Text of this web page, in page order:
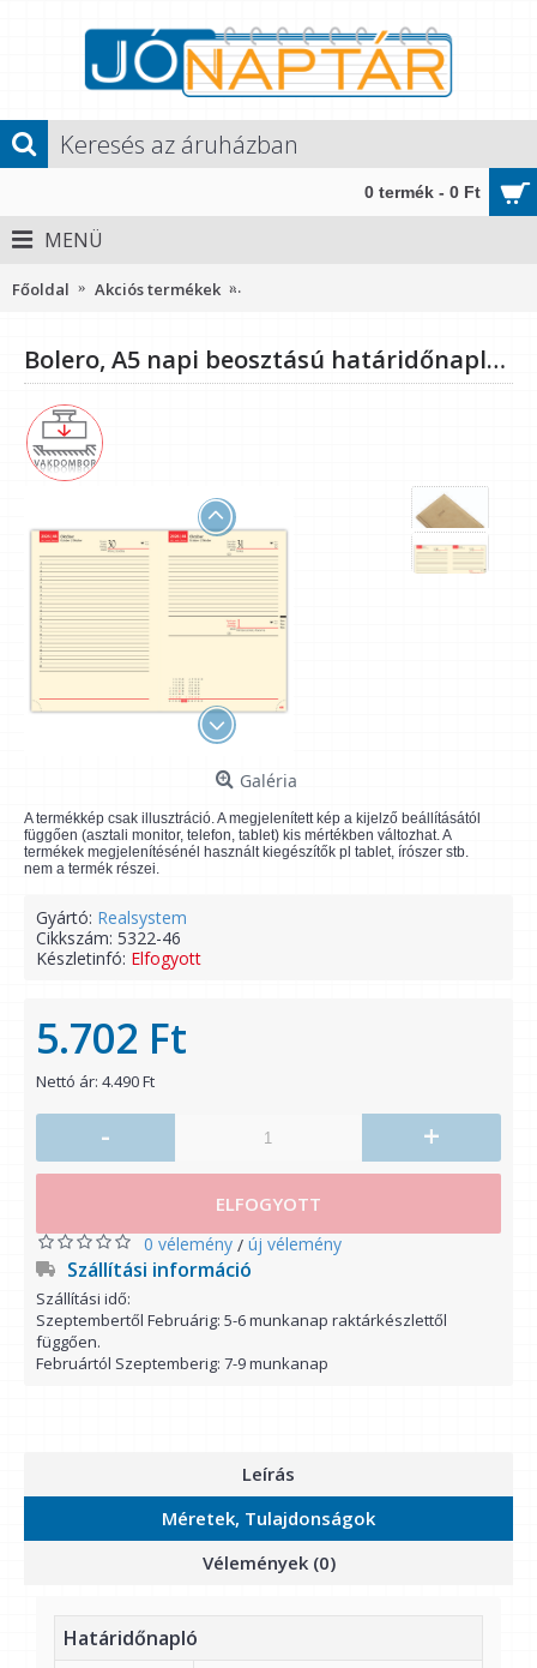
0 termék - 0 Ft
MENÜ
Főoldal Akciós termékek
Bolero, A5 napi beosztású határidőnapló, Drapp
Galéria
A termékkép csak illusztráció. A megjelenített kép a kijelző beállításától
függően (asztali monitor, telefon, tablet) kis mértékben változhat. A
termékek megjelenítésénél használt kiegészítők pl tablet, írószer stb.
nem a termék részei.
Gyártó: Realsystem
Cikkszám: 5322-46
Készletinfó: Elfogyott
5.702 Ft
Nettó ár: 4.490 Ft
- +
ELFOGYOTT
0 vélemény / új vélemény
Szállítási információ
Szállítási idő:
Szeptembertől Februárig: 5-6 munkanap raktárkészlettől
függően.
Februártól Szeptemberig: 7-9 munkanap
Leírás
Méretek, Tulajdonságok
Vélemények (0)
Határidőnapló